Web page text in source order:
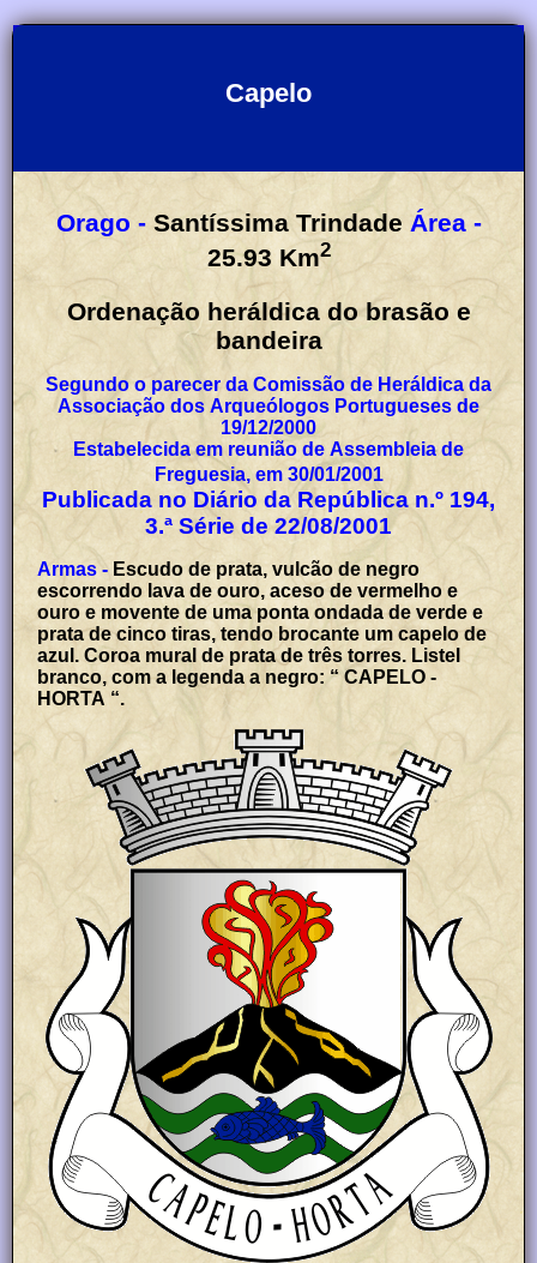
Capelo
Orago - Santíssima Trindade Área -
25.93 Km2
Ordenação heráldica do brasão e
bandeira
Segundo o parecer da Comissão de Heráldica da
Associação dos Arqueólogos Portugueses de
19/12/2000
Estabelecida em reunião de Assembleia de
Freguesia, em 30/01/2001
Publicada no Diário da República n.º 194,
3.ª Série de 22/08/2001
Armas - Escudo de prata, vulcão de negro
escorrendo lava de ouro, aceso de vermelho e
ouro e movente de uma ponta ondada de verde e
prata de cinco tiras, tendo brocante um capelo de
azul. Coroa mural de prata de três torres. Listel
branco, com a legenda a negro: “ CAPELO -
HORTA “.